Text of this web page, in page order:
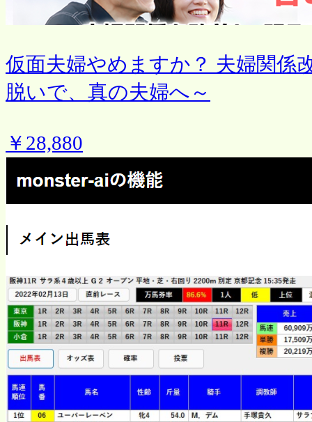
仮面夫婦やめますか？ 夫婦関係
脱いで、真の夫婦へ～
￥28,880